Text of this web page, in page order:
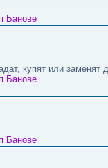
Банове
купят или заменят
Банове
Банове